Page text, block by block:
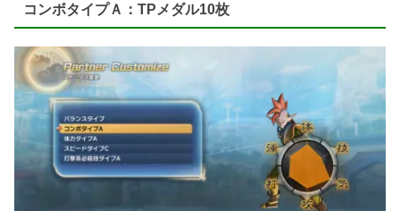
コンボタイプＡ：TPメダル10枚